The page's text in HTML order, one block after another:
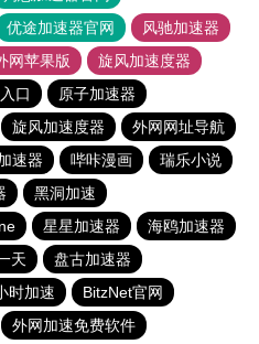
优途加速器官网
风驰加速器
网苹果版
旋风加速度器
口
原子加速器
旋风加速度器
外网网址导航
速器 哔咔漫画
瑞乐小说
黑洞加速
星星加速器
海鸥加速器
天
盘古加速器
时加速
BitzNet官网
外网加速免费软件